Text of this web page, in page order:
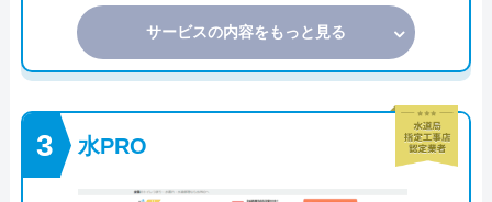
サービスの内容をもっと見る
水PRO